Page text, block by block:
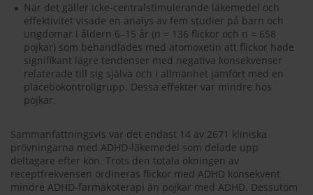
När det gäller icke-centralstimulerande läkemedel och
effektivitet visade en analys av fem studier på barn och
ungdomar i åldern 6–15 år (n = 136 flickor och n = 658
pojkar) som behandlades med atomoxetin att flickor hade
signifikant lägre tendenser med negativa konsekvenser
relaterade till sig själva och i allmänhet jämfört med en
placebokontrollgrupp. Dessa effekter var mindre hos
pojkar.
Sammanfattningsvis var det endast 14 av 2671 kliniska
prövningarna med ADHD-läkemedel som delade upp
deltagare efter kön. Trots den totala ökningen av
receptfrekvensen ordineras flickor med ADHD konsekvent
mindre ADHD-farmakoterapi än pojkar med ADHD. Dessutom